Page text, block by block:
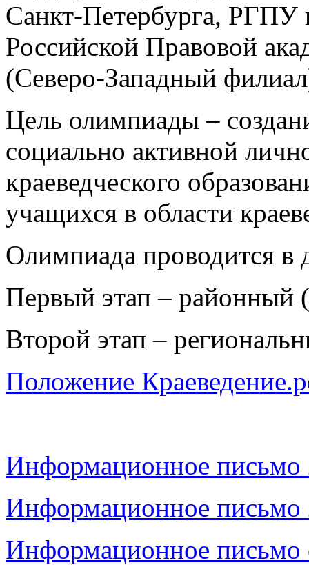
Санкт-Петербурга,
Российской Правовой
(Северо-Западный
Цель олимпиады –
социально активной
краеведческого
учащихся в области
Олимпиада проводится в
Первый этап – районный
Второй этап –
Положение
Информационное письмо
Информационное письмо
Информационное письмо